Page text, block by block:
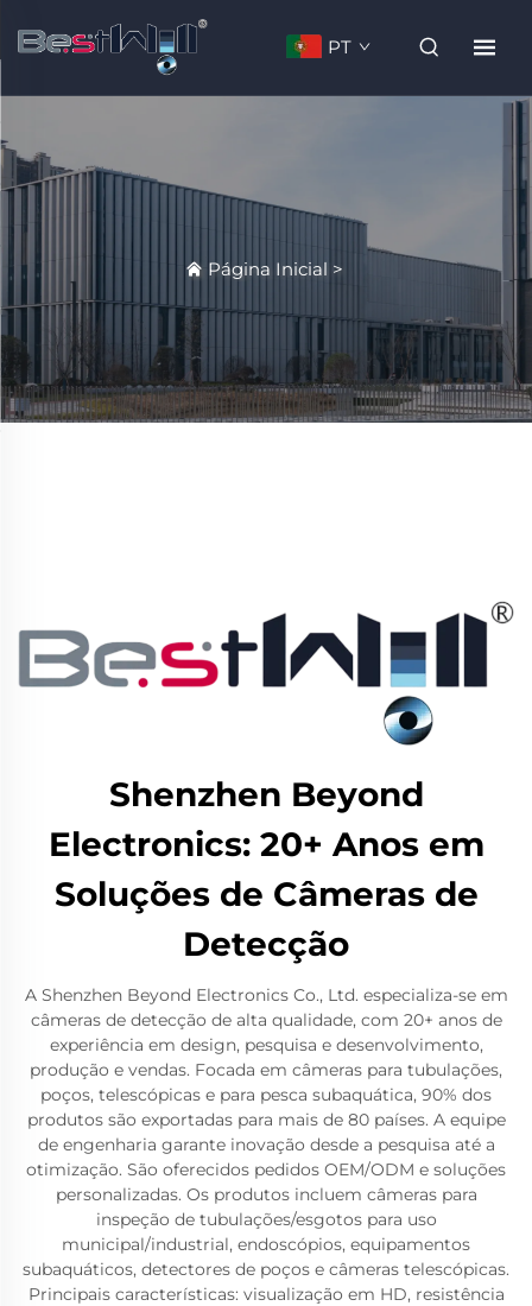
PT
Página Inicial >
Shenzhen Beyond
Electronics: 20+ Anos em
Soluções de Câmeras de
Detecção
A Shenzhen Beyond Electronics Co., Ltd. especializa-se em
câmeras de detecção de alta qualidade, com 20+ anos de
experiência em design, pesquisa e desenvolvimento,
produção e vendas. Focada em câmeras para tubulações,
poços, telescópicas e para pesca subaquática, 90% dos
produtos são exportadas para mais de 80 países. A equipe
de engenharia garante inovação desde a pesquisa até a
otimização. São oferecidos pedidos OEM/ODM e soluções
personalizadas. Os produtos incluem câmeras para
inspeção de tubulações/esgotos para uso
municipal/industrial, endoscópios, equipamentos
subaquáticos, detectores de poços e câmeras telescópicas.
Principais características: visualização em HD, resistência